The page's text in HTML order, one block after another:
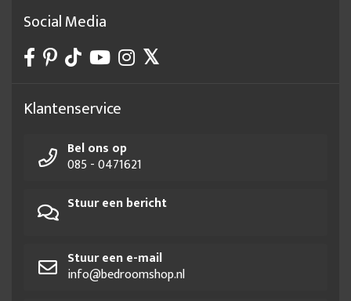
Social Media
Klantenservice
Bel ons op
085 - 0471621
Stuur een bericht
Stuur een e-mail
info@bedroomshop.nl